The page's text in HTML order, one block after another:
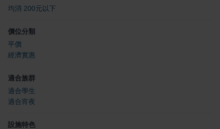
均消 200元以下
價位分類
平價
經濟實惠
適合族群
適合學生
適合宵夜
設施特色